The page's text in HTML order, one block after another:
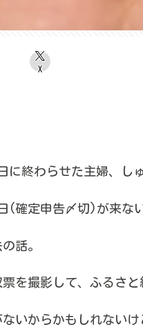
X
に終わらせた主婦、し
(確定申告〆切)が来な
話。
を撮影して、ふるさ
いからかもしれない